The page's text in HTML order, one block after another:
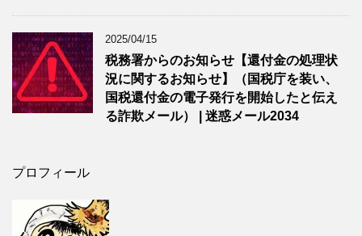
2025/04/15
税務署からのお知らせ【還付金の処理状
況に関するお知らせ】（国税庁を装い、
国税還付金の電子発行を開始したと伝え
る詐欺メール） | 迷惑メール2034
プロフィール